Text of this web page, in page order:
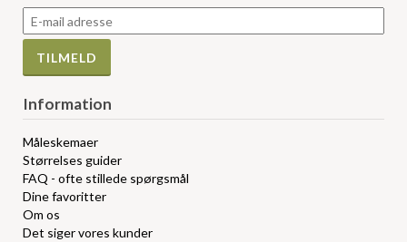
Information
Måleskemaer
Størrelses guider
FAQ - ofte stillede spørgsmål
Dine favoritter
Om os
Det siger vores kunder